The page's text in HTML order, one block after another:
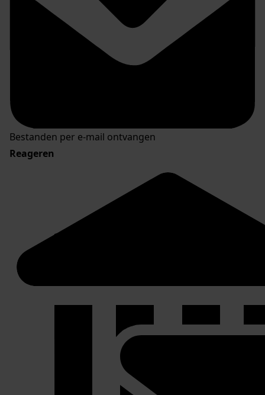
Bestanden per e-mail ontvangen
Reageren